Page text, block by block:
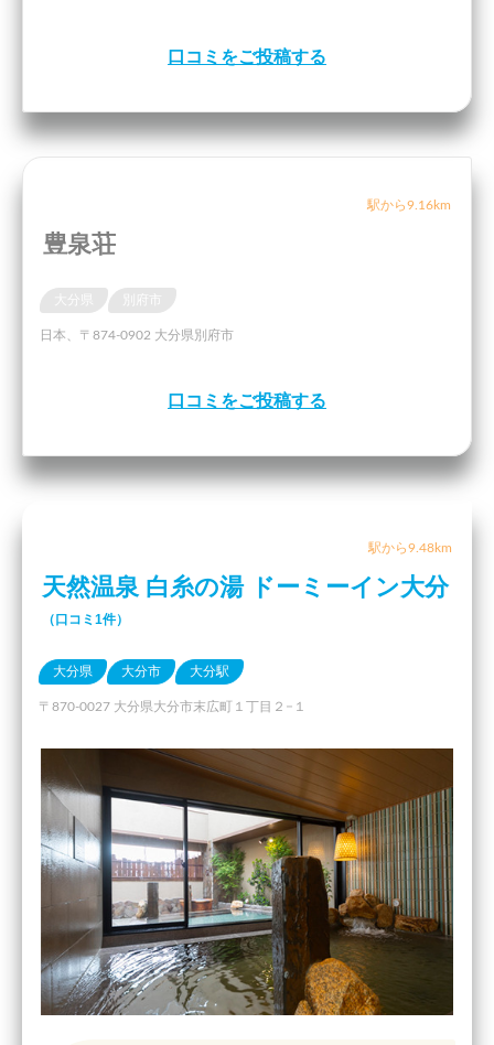
口コミをご投稿する
駅から9.16km
豊泉荘
日本、〒874-0902 大分県別府市
口コミをご投稿する
駅から9.48km
天然温泉 白糸の湯 ドーミーイン大分
（口コミ1件）
大分県 大分市 大分駅
〒870-0027 大分県大分市末広町１丁目２−１